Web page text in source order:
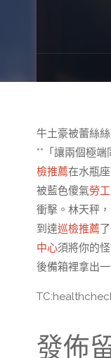
牛土豪被蕾絲
**「讓兩個極端
檢推薦在水瓶
被藍色傻氣勞
衝擊。林天秤，
到達巡檢推薦了
中心須將你的
後備箱裡拿出
發佈